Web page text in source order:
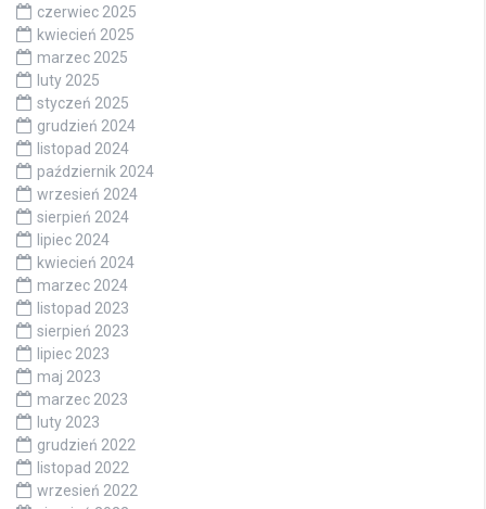
czerwiec 2025
kwiecień 2025
marzec 2025
luty 2025
styczeń 2025
grudzień 2024
listopad 2024
październik 2024
wrzesień 2024
sierpień 2024
lipiec 2024
kwiecień 2024
marzec 2024
listopad 2023
sierpień 2023
lipiec 2023
maj 2023
marzec 2023
luty 2023
grudzień 2022
listopad 2022
wrzesień 2022